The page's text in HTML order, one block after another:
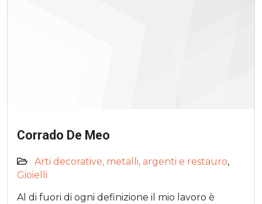
Corrado De Meo
Arti decorative, metalli, argenti e restauro,
Gioielli
Al di fuori di ogni definizione il mio lavoro è